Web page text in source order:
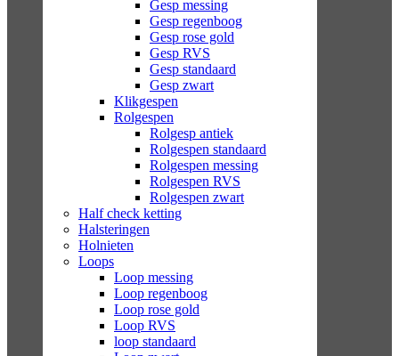
Gesp messing
Gesp regenboog
Gesp rose gold
Gesp RVS
Gesp standaard
Gesp zwart
Klikgespen
Rolgespen
Rolgesp antiek
Rolgespen standaard
Rolgespen messing
Rolgespen RVS
Rolgespen zwart
Half check ketting
Halsteringen
Holnieten
Loops
Loop messing
Loop regenboog
Loop rose gold
Loop RVS
loop standaard